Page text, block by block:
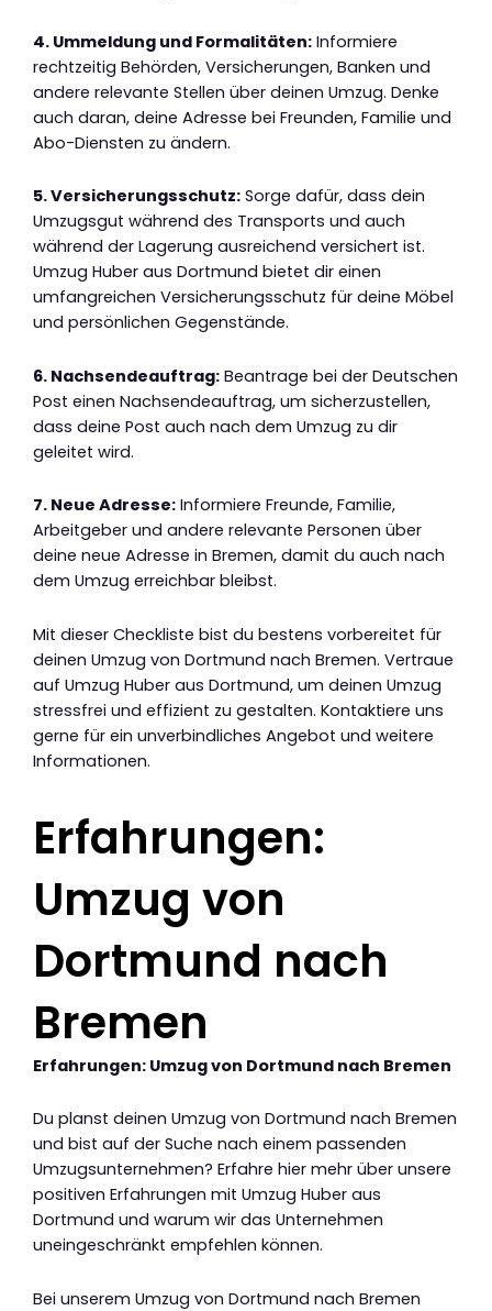
4. Ummeldung und Formalitäten: Informiere
rechtzeitig Behörden, Versicherungen, Banken und
andere relevante Stellen über deinen Umzug. Denke
auch daran, deine Adresse bei Freunden, Familie und
Abo-Diensten zu ändern.
5. Versicherungsschutz: Sorge dafür, dass dein
Umzugsgut während des Transports und auch
während der Lagerung ausreichend versichert ist.
Umzug Huber aus Dortmund bietet dir einen
umfangreichen Versicherungsschutz für deine Möbel
und persönlichen Gegenstände.
6. Nachsendeauftrag: Beantrage bei der Deutschen
Post einen Nachsendeauftrag, um sicherzustellen,
dass deine Post auch nach dem Umzug zu dir
geleitet wird.
7. Neue Adresse: Informiere Freunde, Familie,
Arbeitgeber und andere relevante Personen über
deine neue Adresse in Bremen, damit du auch nach
dem Umzug erreichbar bleibst.
Mit dieser Checkliste bist du bestens vorbereitet für
deinen Umzug von Dortmund nach Bremen. Vertraue
auf Umzug Huber aus Dortmund, um deinen Umzug
stressfrei und effizient zu gestalten. Kontaktiere uns
gerne für ein unverbindliches Angebot und weitere
Informationen.
Erfahrungen:
Umzug von
Dortmund nach
Bremen
Erfahrungen: Umzug von Dortmund nach Bremen
Du planst deinen Umzug von Dortmund nach Bremen
und bist auf der Suche nach einem passenden
Umzugsunternehmen? Erfahre hier mehr über unsere
positiven Erfahrungen mit Umzug Huber aus
Dortmund und warum wir das Unternehmen
uneingeschränkt empfehlen können.
Bei unserem Umzug von Dortmund nach Bremen